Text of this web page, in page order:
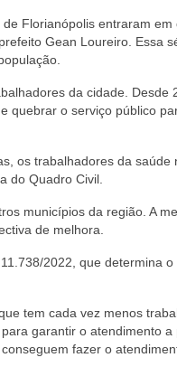
Florianópolis entraram em
Gean Loureiro. Essa
da cidade. Desde
quebrar o serviço público
os trabalhadores da saúde
do Quadro Civil.
municípios da região. A
de melhora.
2022, que determina
tem cada vez menos
garantir o atendimento a
fazer o